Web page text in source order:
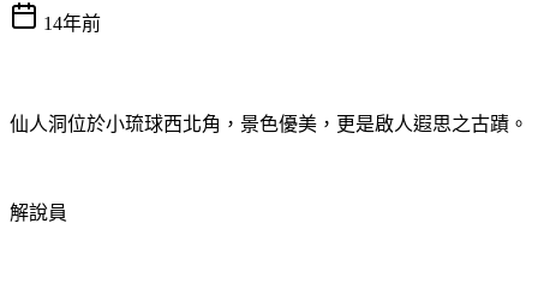
14年前
仙人洞位於小琉球西北角，景色優美，更是啟人遐思之古蹟。
解說員